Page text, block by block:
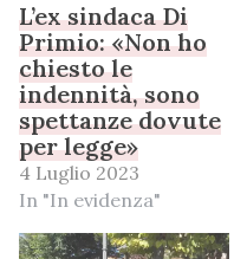
L’ex sindaca Di
Primio: «Non ho
chiesto le
indennità, sono
spettanze dovute
per legge»
4 Luglio 2023
In "In evidenza"